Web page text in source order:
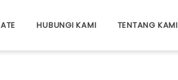
HUBUNGI KAMI TENTANG KAMI